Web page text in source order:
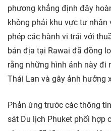
phương khẳng định đây
không phải khu vực tư
phép các hành vi trái với
bản địa tại Rawai đã đồng
rằng những hình ảnh này đi
Thái Lan và gây ảnh hưởng
Phản ứng trước các thông
sát Du lịch Phuket phối hợp